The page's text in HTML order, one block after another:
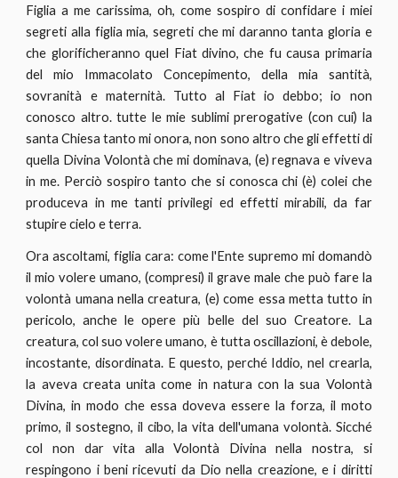
Figlia a me carissima, oh, come sospiro di confidare i miei
segreti alla figlia mia, segreti che mi daranno tanta gloria e
che glorificheranno quel Fiat divino, che fu causa primaria
del mio Immacolato Concepimento, della mia santità,
sovranità e maternità. Tutto al Fiat io debbo; io non
conosco altro. tutte le mie sublimi prerogative (con cui) la
santa Chiesa tanto mi onora, non sono altro che gli effetti di
quella Divina Volontà che mi dominava, (e) regnava e viveva
in me. Perciò sospiro tanto che si conosca chi (è) colei che
produceva in me tanti privilegi ed effetti mirabili, da far
stupire cielo e terra.
Ora ascoltami, figlia cara: come l'Ente supremo mi domandò
il mio volere umano, (compresi) il grave male che può fare la
volontà umana nella creatura, (e) come essa metta tutto in
pericolo, anche le opere più belle del suo Creatore. La
creatura, col suo volere umano, è tutta oscillazioni, è debole,
incostante, disordinata. E questo, perché Iddio, nel crearla,
la aveva creata unita come in natura con la sua Volontà
Divina, in modo che essa doveva essere la forza, il moto
primo, il sostegno, il cibo, la vita dell'umana volontà. Sicché
col non dar vita alla Volontà Divina nella nostra, si
respingono i beni ricevuti da Dio nella creazione, e i diritti